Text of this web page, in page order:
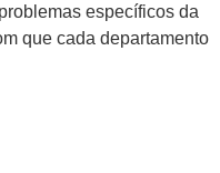
específicos da
que cada departamento